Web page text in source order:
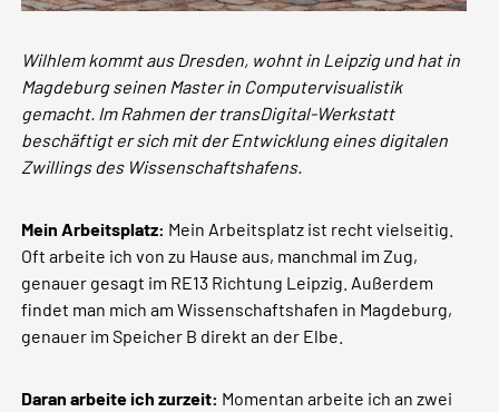
Wilhlem kommt aus Dresden, wohnt in Leipzig und hat in
Magdeburg seinen Master in Computervisualistik
gemacht. Im Rahmen der transDigital-Werkstatt
beschäftigt er sich mit der Entwicklung eines digitalen
Zwillings des Wissenschaftshafens.
Mein Arbeitsplatz: Mein Arbeitsplatz ist recht vielseitig.
Oft arbeite ich von zu Hause aus, manchmal im Zug,
genauer gesagt im RE13 Richtung Leipzig. Außerdem
findet man mich am Wissenschaftshafen in Magdeburg,
genauer im Speicher B direkt an der Elbe.
Daran arbeite ich zurzeit: Momentan arbeite ich an zwei